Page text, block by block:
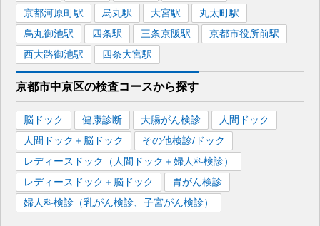
京都河原町駅 烏丸駅 大宮駅 丸太町駅
烏丸御池駅 四条駅 三条京阪駅 京都市役所前駅
西大路御池駅 四条大宮駅
京都市中京区の検査コースから探す
脳ドック 健康診断 大腸がん検診
人間ドック
人間ドック＋脳ドック
その他検診/ドック
レディースドック（人間ドック＋婦人科検診）
レディースドック＋脳ドック
胃がん検診
婦人科検診（乳がん検診、子宮がん検診）